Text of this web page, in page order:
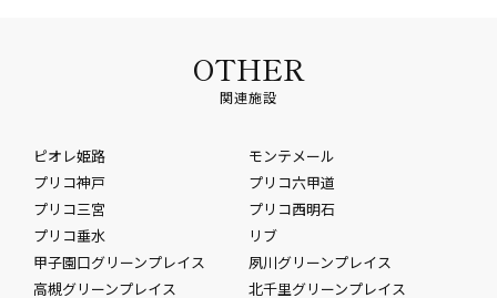
OTHER
関連施設
ピオレ姫路
モンテメール
プリコ神戸
プリコ六甲道
プリコ三宮
プリコ西明石
プリコ垂水
リブ
甲子園口グリーンプレイス
夙川グリーンプレイス
高槻グリーンプレイス
北千里グリーンプレイス